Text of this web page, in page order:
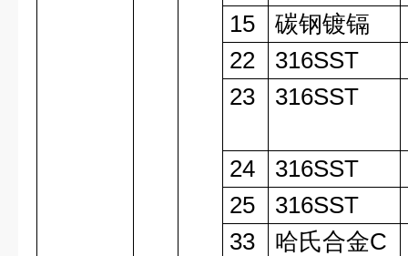
15
碳钢镀镉
22
316SST
23
316SST
24 316SST
25
316SST
33
哈氏合金C